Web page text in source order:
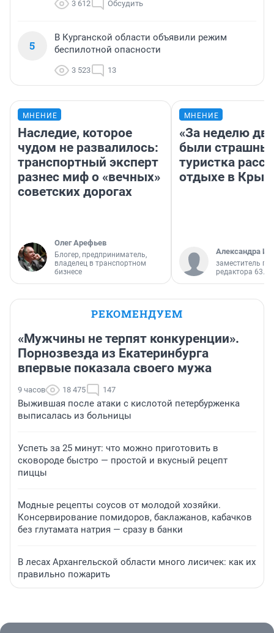
3 612 Обсудить
5
В Курганской области объявили режим
беспилотной опасности
3 523 13
МНЕНИЕ
Наследие, которое
чудом не развалилось:
транспортный эксперт
разнес миф о «вечных»
советских дорогах
Олег Арефьев
Блогер, предприниматель,
владелец в транспортном
бизнесе
МНЕНИЕ
«За неделю
были
туристка
отдыхе в
Александра
заместитель
редактора 63.RU
РЕКОМЕНДУЕМ
«Мужчины не терпят конкуренции».
Порнозвезда из Екатеринбурга
впервые показала своего мужа
9 часов 18 475 147
Выжившая после атаки с кислотой петербурженка
выписалась из больницы
Успеть за 25 минут: что можно приготовить в
сковороде быстро — простой и вкусный рецепт
пиццы
Модные рецепты соусов от молодой хозяйки.
Консервирование помидоров, баклажанов, кабачков
без глутамата натрия — сразу в банки
В лесах Архангельской области много лисичек: как их
правильно пожарить